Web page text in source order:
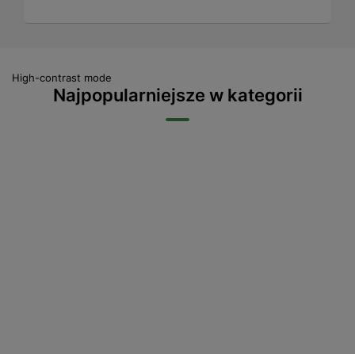
High-contrast mode
Najpopularniejsze w kategorii